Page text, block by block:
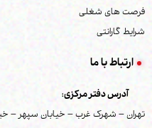
فرصت های شغلی
شرایط گارانتی
ارتباط با ما
آدرس دفتر مرکزی:
تهران – شهرک غرب – خیابان سپهر –